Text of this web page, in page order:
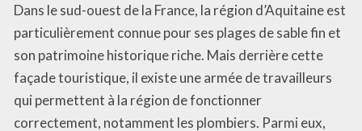
Dans le sud-ouest de la France, la région d’Aquitaine est
particulièrement connue pour ses plages de sable fin et
son patrimoine historique riche. Mais derrière cette
façade touristique, il existe une armée de travailleurs
qui permettent à la région de fonctionner
correctement, notamment les plombiers. Parmi eux,